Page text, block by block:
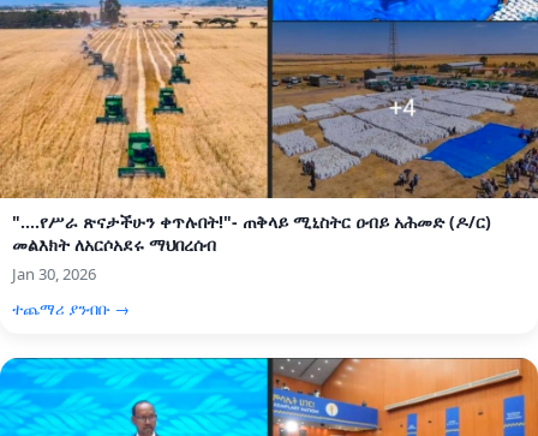
"....የሥራ ጽናታችሁን ቀጥሉበት!"- ጠቅላይ ሚኒስትር ዐብይ አሕመድ (ዶ/ር)
መልእክት ለአርሶአደሩ ማህበረሰብ
Jan 30, 2026
ተጨማሪ ያንብቡ →